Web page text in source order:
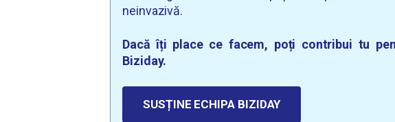
neinvazivă.
Dacă îți place ce facem, poți contribui tu
Biziday.
SUSȚINE ECHIPA BIZIDAY